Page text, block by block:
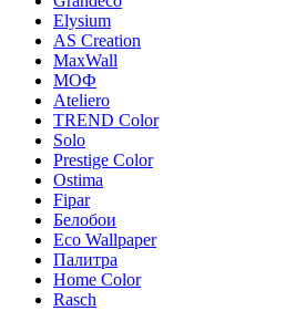
Elysium
AS Creation
MaxWall
МОФ
Ateliero
TREND Color
Solo
Prestige Color
Ostima
Fipar
Белобои
Eco Wallpaper
Палитра
Home Color
Rasch